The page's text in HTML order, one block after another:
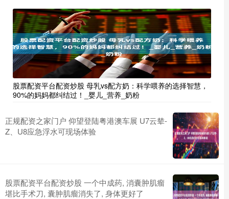
股票配资平台配资炒股 母乳vs配方奶：科学喂养的选择智慧，
90%的妈妈都纠结过！_婴儿_营养_奶粉
正规配资之家门户 仰望登陆粤港澳车展 U7云辇-
Z、U8应急浮水可现场体验
股票配资平台配资炒股 一个中成药, 消囊肿肌瘤
堪比手术刀, 囊肿肌瘤消失了, 身体更好了